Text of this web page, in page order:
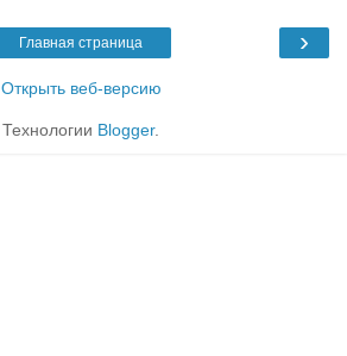
›
Главная страница
Открыть веб-версию
Технологии Blogger.